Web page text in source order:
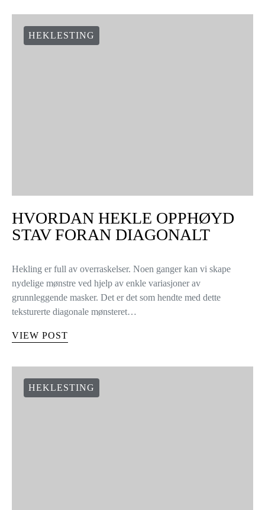
HEKLESTING
HVORDAN HEKLE OPPHØYD
STAV FORAN DIAGONALT
Hekling er full av overraskelser. Noen ganger kan vi skape
nydelige mønstre ved hjelp av enkle variasjoner av
grunnleggende masker. Det er det som hendte med dette
teksturerte diagonale mønsteret…
VIEW POST
HEKLESTING